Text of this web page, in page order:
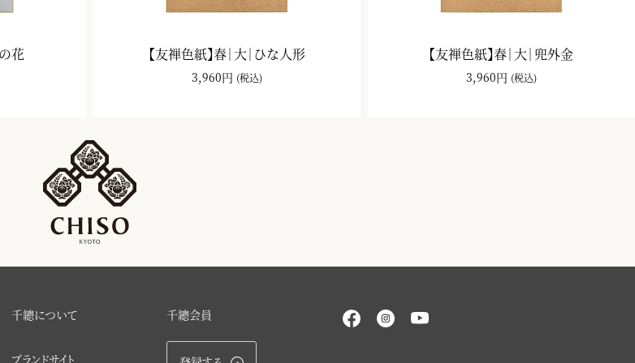
花 【友禅色紙】春｜大｜ひな人形
3,960円 (税込)
【友禅色紙】春｜大｜兜外金
3,960円 (税込)
千總について
ブランドサイト
千總会員